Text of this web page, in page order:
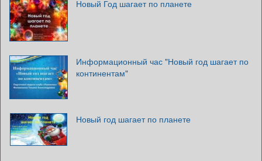
Новый Год шагает по планете
Информационный час "Новый год шагает по
континентам"
Новый год шагает по планете